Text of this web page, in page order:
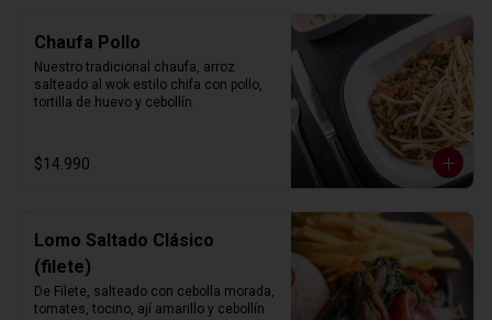
Chaufa Pollo
Nuestro tradicional chaufa, arroz
salteado al wok estilo chifa con pollo,
tortilla de huevo y cebollín.
$14.990
Lomo Saltado Clásico
(filete)
De Filete, salteado con cebolla morada,
tomates, tocino, ají amarillo y cebollín